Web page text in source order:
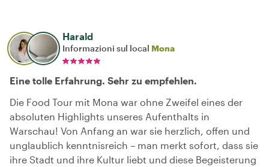
Harald
Informazioni sul local Mona
Eine tolle Erfahrung. Sehr zu empfehlen.
Die Food Tour mit Mona war ohne Zweifel eines der
absoluten Highlights unseres Aufenthalts in
Warschau! Von Anfang an war sie herzlich, offen und
unglaublich kenntnisreich – man merkt sofort, dass sie
ihre Stadt und ihre Kultur liebt und diese Begeisterung